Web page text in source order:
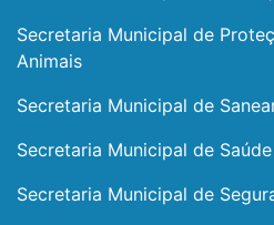
Secretaria Municipal de
Animais
Secretaria Municipal de
Secretaria Municipal de Saúde
Secretaria Municipal de